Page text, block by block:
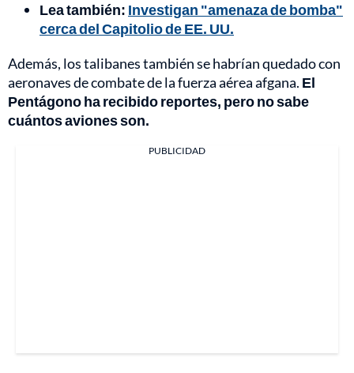
Lea también: Investigan "amenaza de bomba"
cerca del Capitolio de EE. UU.
Además, los talibanes también se habrían quedado con
aeronaves de combate de la fuerza aérea afgana. El
Pentágono ha recibido reportes, pero no sabe
cuántos aviones son.
PUBLICIDAD